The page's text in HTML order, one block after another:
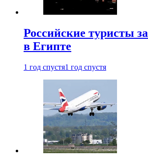
Российские туристы
в Египте
1 год спустя1 год спустя